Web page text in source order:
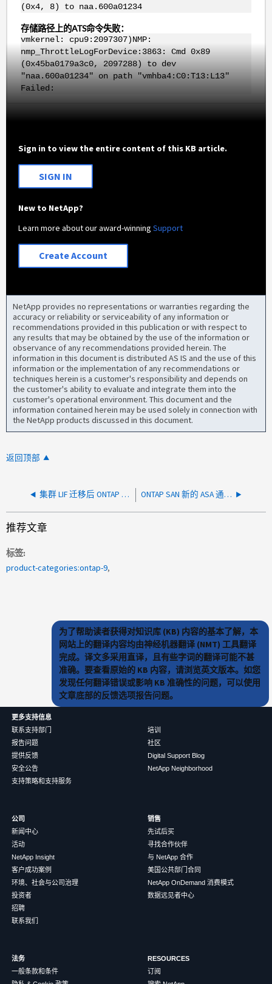
(0x4, 8) to naa.600a01234
存储路径上的ATS命令失败：
vmkernel: cpu9:2097307)NMP:
nmp_ThrottleLogForDevice:3863: Cmd 0x89
(0x45ba0179a3c0, 2097288) to dev
"naa.600a01234" on path "vmhba4:C0:T13:L13"
Failed:
Sign in to view the entire content of this KB article.
SIGN IN
New to NetApp?
Learn more about our award-winningSupport
Create Account
NetApp provides no representations or warranties regarding the
accuracy or reliability or serviceability of any information or
recommendations provided in this publication or with respect to
any results that may be obtained by the use of the information or
observance of any recommendations provided herein. The
information in this document is distributed AS IS and the use of this
information or the implementation of any recommendations or
techniques herein is a customer's responsibility and depends on
the customer's ability to evaluate and integrate them into the
customer's operational environment. This document and the
information contained herein may be used solely in connection with
the NetApp products discussed in this document.
返回顶部
集群 LIF 迁移后 ONTAP SAN iSCSI 网络超时 ONTAP SAN 新的 ASA 通过 ESXi 在 Windows VM 上的 LUN 之间进行缓慢的数据传输
推荐文章
标签
product-categories:ontap-9
为了帮助读者获得对知识库 (KB) 内容的基本了解，本
网站上的翻译内容均由神经机器翻译 (NMT) 工具翻译
完成。译文多采用直译，且有些字词的翻译可能不甚
准确。要查看原始的 KB 内容，请浏览英文版本。如您
发现任何翻译错误或影响 KB 准确性的问题，可以使用
文章底部的反馈选项报告问题。
更多支持信息
联系支持部门
报告问题
提供反馈
安全公告
支持策略和支持服务
培训
社区
Digital Support Blog
NetApp Neighborhood
公司
新闻中心
活动
NetApp Insight
客户成功案例
环境、社会与公司治理
投资者
招聘
联系我们
销售
先试后买
寻找合作伙伴
与 NetApp 合作
美国公共部门合同
NetApp OnDemand 消费模式
数据远见者中心
法务
一般条款和条件
RESOURCES
订阅